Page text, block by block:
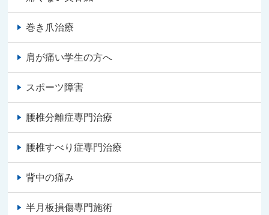
巻き爪治療
肩が痛い学生の方へ
スポーツ障害
腰椎分離症専門治療
腰椎すべり症専門治療
背中の痛み
半月板損傷専門施術